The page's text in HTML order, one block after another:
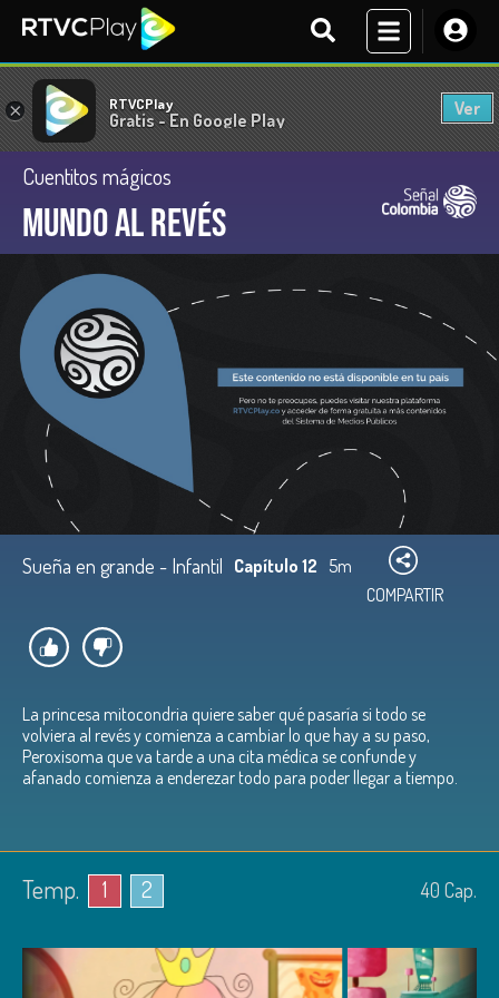
× RTVCPlay
Gratis - En Google Play
Ver
Cuentitos mágicos
Mundo al revés
Sueña en grande - Infantil Capítulo 12 5m
COMPARTIR
La princesa mitocondria quiere saber qué pasaría si todo se
volviera al revés y comienza a cambiar lo que hay a su paso,
Peroxisoma que va tarde a una cita médica se confunde y
afanado comienza a enderezar todo para poder llegar a tiempo.
Temp. 1 2 40 Cap.